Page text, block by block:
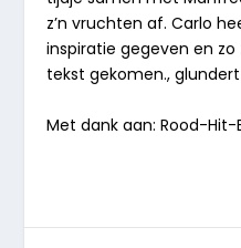
z’n vruchten af. Carlo
inspiratie gegeven en
tekst gekomen.,
Met dank aan: Rood-Hit-